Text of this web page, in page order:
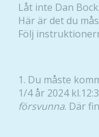
Låt inte Dan
Här är det du
Följ
1. Du måste
1/4 år 2024
försvunna. Där